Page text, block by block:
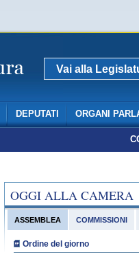
Vai alla
DEPUTATI ORGANI
OGGI ALLA CAMERA
ASSEMBLEA
Ordine del giorno
COMMISSIONI